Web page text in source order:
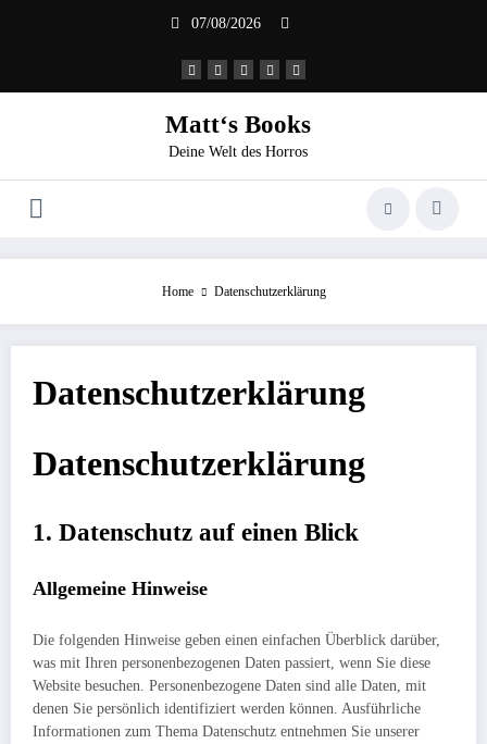
07/08/2026
Matt‘s Books
Deine Welt des Horros
Home Datenschutzerklärung
Datenschutzerklärung
Datenschutz­erklärung
1. Datenschutz auf einen Blick
Allgemeine Hinweise
Die folgenden Hinweise geben einen einfachen Überblick darüber,
was mit Ihren personenbezogenen Daten passiert, wenn Sie diese
Website besuchen. Personenbezogene Daten sind alle Daten, mit
denen Sie persönlich identifiziert werden können. Ausführliche
Informationen zum Thema Datenschutz entnehmen Sie unserer